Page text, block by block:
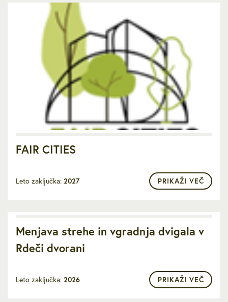
FAIR CITIES
Leto zaključka: 2027 PRIKAŽI VEČ
Menjava strehe in vgradnja dvigala v
Rdeči dvorani
Leto zaključka: 2026 PRIKAŽI VEČ